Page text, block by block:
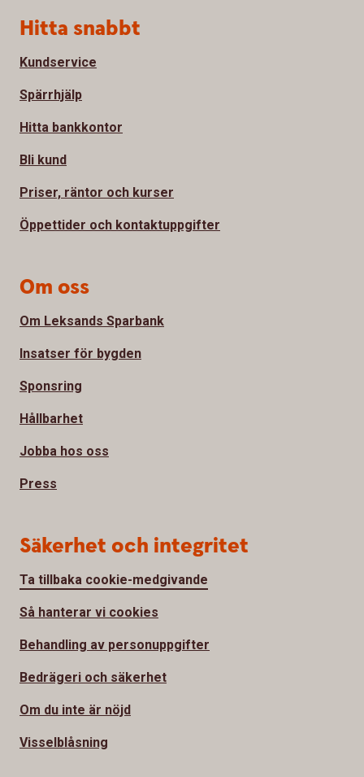
Sidfot
Hitta snabbt
Kundservice
Spärrhjälp
Hitta bankkontor
Bli kund
Priser, räntor och kurser
Öppettider och kontaktuppgifter
Om oss
Om Leksands Sparbank
Insatser för bygden
Sponsring
Hållbarhet
Jobba hos oss
Press
Säkerhet och integritet
Ta tillbaka cookie-medgivande
Så hanterar vi cookies
Behandling av personuppgifter
Bedrägeri och säkerhet
Om du inte är nöjd
Visselblåsning